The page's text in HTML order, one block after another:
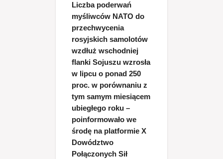
Liczba poderwań
myśliwców NATO do
przechwycenia
rosyjskich samolotów
wzdłuż wschodniej
flanki Sojuszu wzrosła
w lipcu o ponad 250
proc. w porównaniu z
tym samym miesiącem
ubiegłego roku –
poinformowało we
środę na platformie X
Dowództwo
Połączonych Sił